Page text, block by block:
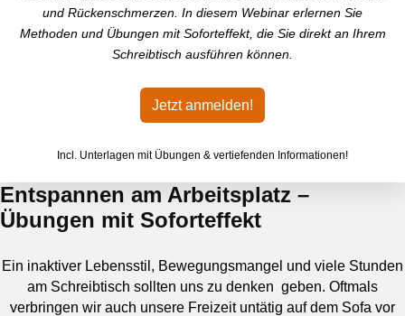
und Rückenschmerzen. In diesem Webinar erlernen Sie
Methoden und Übungen mit Soforteffekt, die Sie direkt an Ihrem
Schreibtisch ausführen können.
Jetzt anmelden!
Incl. Unterlagen mit Übungen & vertiefenden Informationen!
Entspannen am Arbeitsplatz –
Übungen mit Soforteffekt
Ein inaktiver Lebensstil, Bewegungsmangel und viele Stunden
am Schreibtisch sollten uns zu denken geben. Oftmals
verbringen wir auch unsere Freizeit untätig auf dem Sofa vor